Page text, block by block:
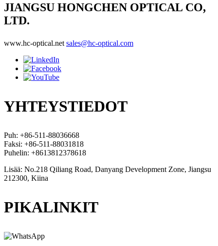
JIANGSU HONGCHEN OPTICAL CO,
LTD.
www.hc-optical.net sales@hc-optical.com
YHTEYSTIEDOT
Puh: +86-511-88036668
Faksi: +86-511-88031818
Puhelin: +8613812378618
Lisää: No.218 Qiliang Road, Danyang Development Zone, Jiangsu
212300, Kiina
PIKALINKIT